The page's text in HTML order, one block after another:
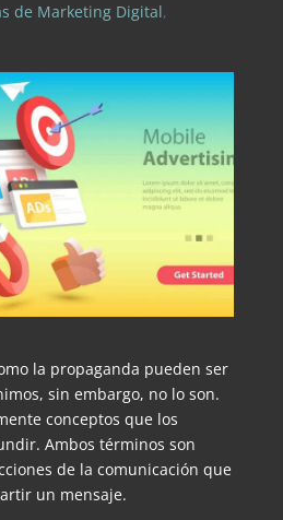
de Marketing Digital,
la propaganda pueden ser
sin embargo, no lo son.
conceptos que los
Ambos términos son
de la comunicación que
un mensaje.